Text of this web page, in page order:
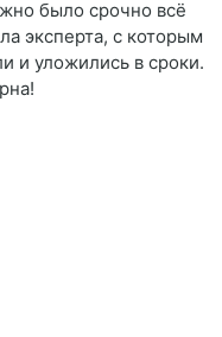
было срочно всё
эксперта, с которым
и уложились в сроки.